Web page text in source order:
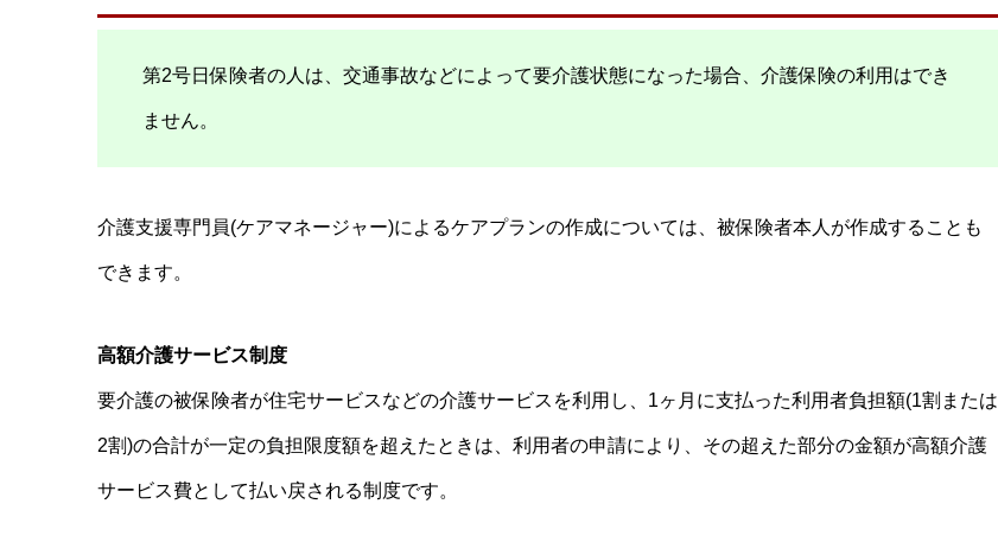
第2号日保険者の人は、交通事故などによって要介護状態になった場合、介護保険の利用はでき
ません。
介護支援専門員(ケアマネージャー)によるケアプランの作成については、被保険者本人が作成することも
できます。
高額介護サービス制度
要介護の被保険者が住宅サービスなどの介護サービスを利用し、1ヶ月に支払った利用者負担額(1割または
2割)の合計が一定の負担限度額を超えたときは、利用者の申請により、その超えた部分の金額が高額介護
サービス費として払い戻される制度です。